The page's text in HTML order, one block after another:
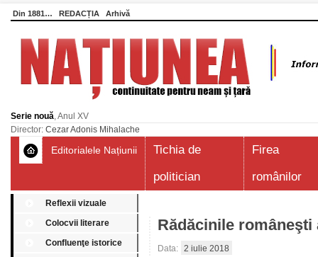
Din 1881… REDACȚIA Arhivă
Serie nouă, Anul XV
Director: Cezar Adonis Mihalache
Editorialele Națiunii
Tichia de
politician
Firea
românilor
Reflexii vizuale
Colocvii literare
Confluenţe istorice
Rădăcinile
Data: 2 iulie 2018